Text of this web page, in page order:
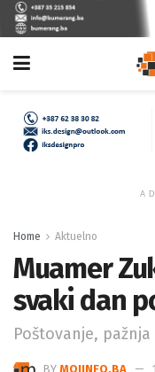
Home Aktuelno
Muamer
svaki dan
Poštovanje,
BY MOJINFO.BA